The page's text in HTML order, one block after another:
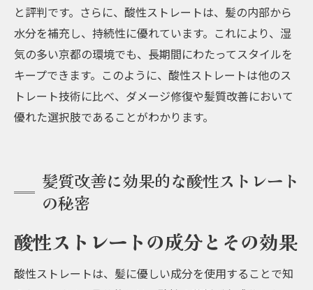
と評判です。さらに、酸性ストレートは、髪の内部から
水分を補充し、持続性に優れています。これにより、湿
気の多い京都の環境でも、長期間にわたってスタイルを
キープできます。このように、酸性ストレートは他のス
トレート技術に比べ、ダメージ修復や髪質改善において
優れた選択肢であることがわかります。
髪質改善に効果的な酸性ストレート
の秘密
酸性ストレートの成分とその効果
酸性ストレートは、髪に優しい成分を使用することで知